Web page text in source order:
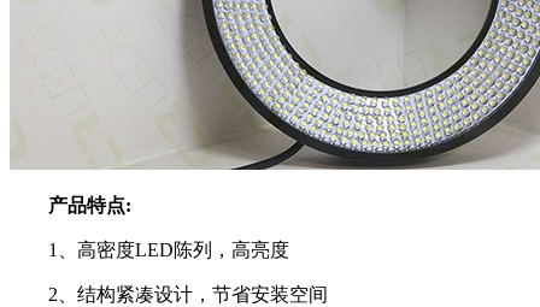
产品特点:
1、高密度LED陈列，高亮度
2、结构紧凑设计，节省安装空间